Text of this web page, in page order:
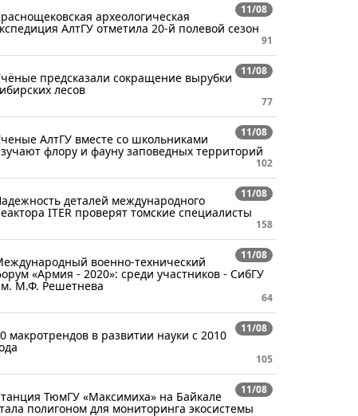
11/08
археологическая
АлтГУ отметила 20-й полевой сезон
91
11/08
предсказали сокращение вырубки
лесов
77
11/08
АлтГУ вместе со школьниками
флору и фауну заповедных территорий
102
11/08
деталей международного
ITER проверят томские специалисты
158
11/08
военно-технический
«Армия - 2020»: среди участников - СибГУ
М.Ф. Решетнева
64
11/08
макротрендов в развитии науки с 2010
105
11/08
ТюмГУ «Максимиха» на Байкале
полигоном для мониторинга экосистемы